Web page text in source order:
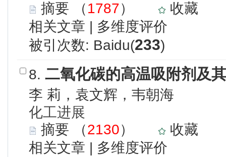
摘要 （1787）
收藏
相关文章 | 多维度评价
被引次数: Baidu(233)
8. 二氧化碳的高温吸附剂及
李 莉，袁文辉，韦朝海
化工进展
摘要 （2130）
收藏
相关文章 | 多维度评价